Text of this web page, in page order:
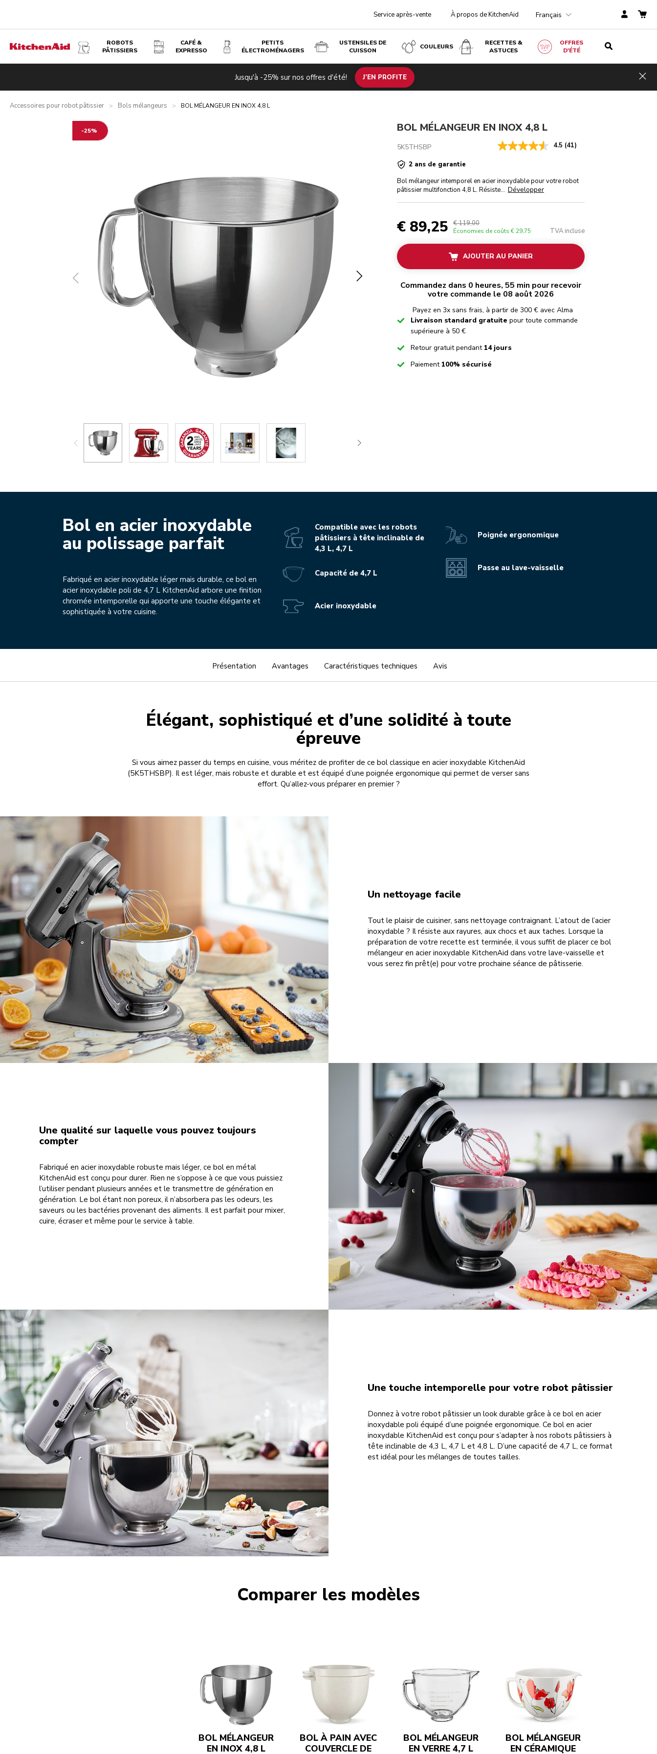
Service après-vente À propos de KitchenAid Français
ROBOTS
PÂTISSIERS
CAFÉ &
EXPRESSO
PETITS
ÉLECTROMÉNAGERS
USTENSILES DE
CUISSON
COULEURS
RECETTES &
ASTUCES
OFFRES
D'ÉTÉ
Jusqu'à -25% sur nos offres d'été! J’EN PROFITE
Accessoires pour robot pâtissier > Bols mélangeurs > BOL MÉLANGEUR EN INOX 4,8 L
-25% BOL MÉLANGEUR EN INOX 4,8 L
5K5THSBP 4.5 (41)
2 ans de garantie
Bol mélangeur intemporel en acier inoxydable pour votre robot
pâtissier multifonction 4,8 L. Résiste... Développer
€ 89,25 € 119,00
Économies de coûts € 29,75 TVA incluse
AJOUTER AU PANIER
Commandez dans 0 heures, 55 min pour recevoir
votre commande le 08 août 2026
Payez en 3x sans frais, à partir de 300 € avec Alma
CheckedLivraison standard gratuite pour toute commande
supérieure à 50 €
CheckedRetour gratuit pendant 14 jours
CheckedPaiement 100% sécurisé
Bol en acier inoxydable
au polissage parfait
Fabriqué en acier inoxydable léger mais durable, ce bol en
acier inoxydable poli de 4,7 L KitchenAid arbore une finition
chromée intemporelle qui apporte une touche élégante et
sophistiquée à votre cuisine.
Compatible avec les robots
pâtissiers à tête inclinable de
4,3 L, 4,7 L
Capacité de 4,7 L
Acier inoxydable
Poignée ergonomique
Passe au lave-vaisselle
Présentation Avantages Caractéristiques techniques Avis
Élégant, sophistiqué et d’une solidité à toute
épreuve
Si vous aimez passer du temps en cuisine, vous méritez de profiter de ce bol classique en acier inoxydable KitchenAid
(5K5THSBP). Il est léger, mais robuste et durable et est équipé d’une poignée ergonomique qui permet de verser sans
effort. Qu’allez-vous préparer en premier ?
Un nettoyage facile
Tout le plaisir de cuisiner, sans nettoyage contraignant. L’atout de l’acier
inoxydable ? Il résiste aux rayures, aux chocs et aux taches. Lorsque la
préparation de votre recette est terminée, il vous suffit de placer ce bol
mélangeur en acier inoxydable KitchenAid dans votre lave-vaisselle et
vous serez fin prêt(e) pour votre prochaine séance de pâtisserie.
Une qualité sur laquelle vous pouvez toujours
compter
Fabriqué en acier inoxydable robuste mais léger, ce bol en métal
KitchenAid est conçu pour durer. Rien ne s’oppose à ce que vous puissiez
l’utiliser pendant plusieurs années et le transmettre de génération en
génération. Le bol étant non poreux, il n’absorbera pas les odeurs, les
saveurs ou les bactéries provenant des aliments. Il est parfait pour mixer,
cuire, écraser et même pour le service à table.
Une touche intemporelle pour votre robot pâtissier
Donnez à votre robot pâtissier un look durable grâce à ce bol en acier
inoxydable poli équipé d’une poignée ergonomique. Ce bol en acier
inoxydable KitchenAid est conçu pour s’adapter à nos robots pâtissiers à
tête inclinable de 4,3 L, 4,7 L et 4,8 L. D’une capacité de 4,7 L, ce format
est idéal pour les mélanges de toutes tailles.
Comparer les modèles
BOL MÉLANGEUR
EN INOX 4,8 L
BOL À PAIN AVEC
COUVERCLE DE
BOL MÉLANGEUR
EN VERRE 4,7 L
BOL MÉLANGEUR
EN CÉRAMIQUE